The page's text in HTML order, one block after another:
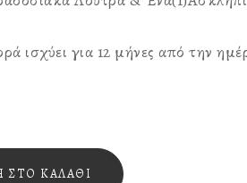
ισχύει για 12 μήνες από την
ΚΑΛΆΘΙ